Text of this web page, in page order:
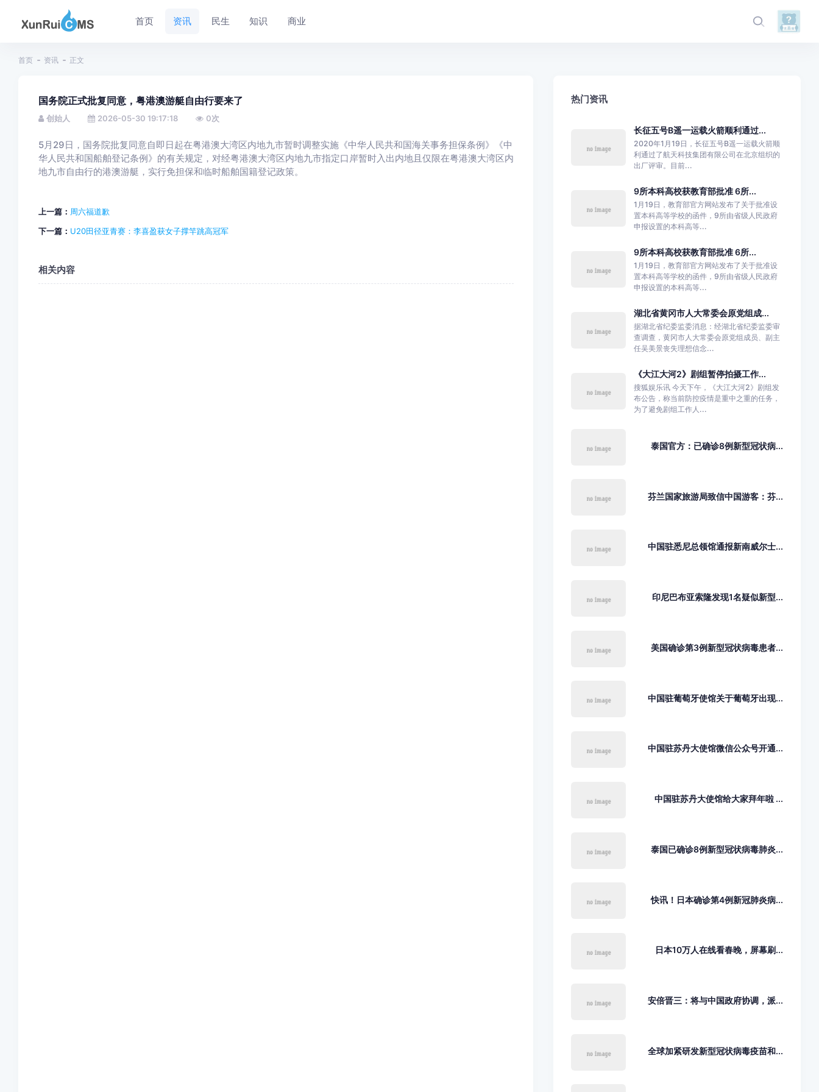
首页 资讯 民生 知识 商业
首页 资讯 正文
国务院正式批复同意，粤港澳游艇自由行要来了
创始人 2026-05-30 19:17:18 0次
5月29日，国务院批复同意自即日起在粤港澳大湾区内地九市暂时调整实施《中华人民共和国海关事务担保条例》《中
华人民共和国船舶登记条例》的有关规定，对经粤港澳大湾区内地九市指定口岸暂时入出内地且仅限在粤港澳大湾区内
地九市自由行的港澳游艇，实行免担保和临时船舶国籍登记政策。
上一篇： 周六福道歉
下一篇： U20田径亚青赛：李喜盈获女子撑竿跳高冠军
相关内容
热门资讯
长征五号B遥一运载火箭顺利通过...
2020年1月19日，长征五号B遥一运载火箭顺
利通过了航天科技集团有限公司在北京组织的
出厂评审。目前...
9所本科高校获教育部批准 6所...
1月19日，教育部官方网站发布了关于批准设
置本科高等学校的函件，9所由省级人民政府
申报设置的本科高等...
9所本科高校获教育部批准 6所...
1月19日，教育部官方网站发布了关于批准设
置本科高等学校的函件，9所由省级人民政府
申报设置的本科高等...
湖北省黄冈市人大常委会原党组成...
据湖北省纪委监委消息：经湖北省纪委监委审
查调查，黄冈市人大常委会原党组成员、副主
任吴美景丧失理想信念...
《大江大河2》剧组暂停拍摄工作...
搜狐娱乐讯 今天下午，《大江大河2》剧组发
布公告，称当前防控疫情是重中之重的任务，
为了避免剧组工作人...
泰国官方：已确诊8例新型冠状病...
芬兰国家旅游局致信中国游客：芬...
中国驻悉尼总领馆通报新南威尔士...
印尼巴布亚索隆发现1名疑似新型...
美国确诊第3例新型冠状病毒患者...
中国驻葡萄牙使馆关于葡萄牙出现...
中国驻苏丹大使馆微信公众号开通...
中国驻苏丹大使馆给大家拜年啦 ...
泰国已确诊8例新型冠状病毒肺炎...
快讯！日本确诊第4例新冠肺炎病...
日本10万人在线看春晚，屏幕刷...
安倍晋三：将与中国政府协调，派...
全球加紧研发新型冠状病毒疫苗和...